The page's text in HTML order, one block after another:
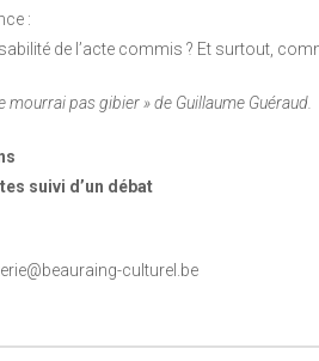
:
de l’acte commis ? Et surtout,
mourrai pas gibier » de Guillaume Guéraud.
suivi d’un débat
culturel.be